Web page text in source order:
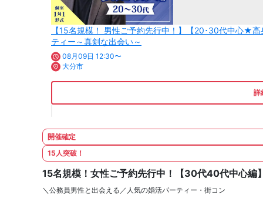
【15名規模！ 男性ご予約先行中！】【20･30代中心★
ティー～真剣な出会い～
08月09日 12:30〜
大分市
詳
開催確定
15人突破！
15名規模！女性ご予約先行中！【30代40代中心編
＼公務員男性と出会える／人気の婚活パーティー・街コン